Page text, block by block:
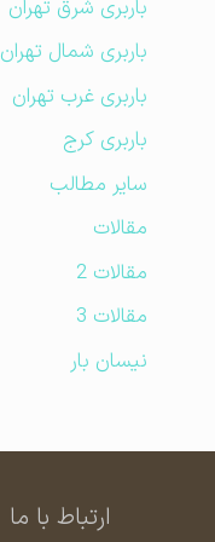
باربری شرق تهران
باربری شمال تهران
باربری غرب تهران
باربری کرج
سایر مطالب
مقالات
مقالات 2
مقالات 3
نیسان بار
ارتباط با ما